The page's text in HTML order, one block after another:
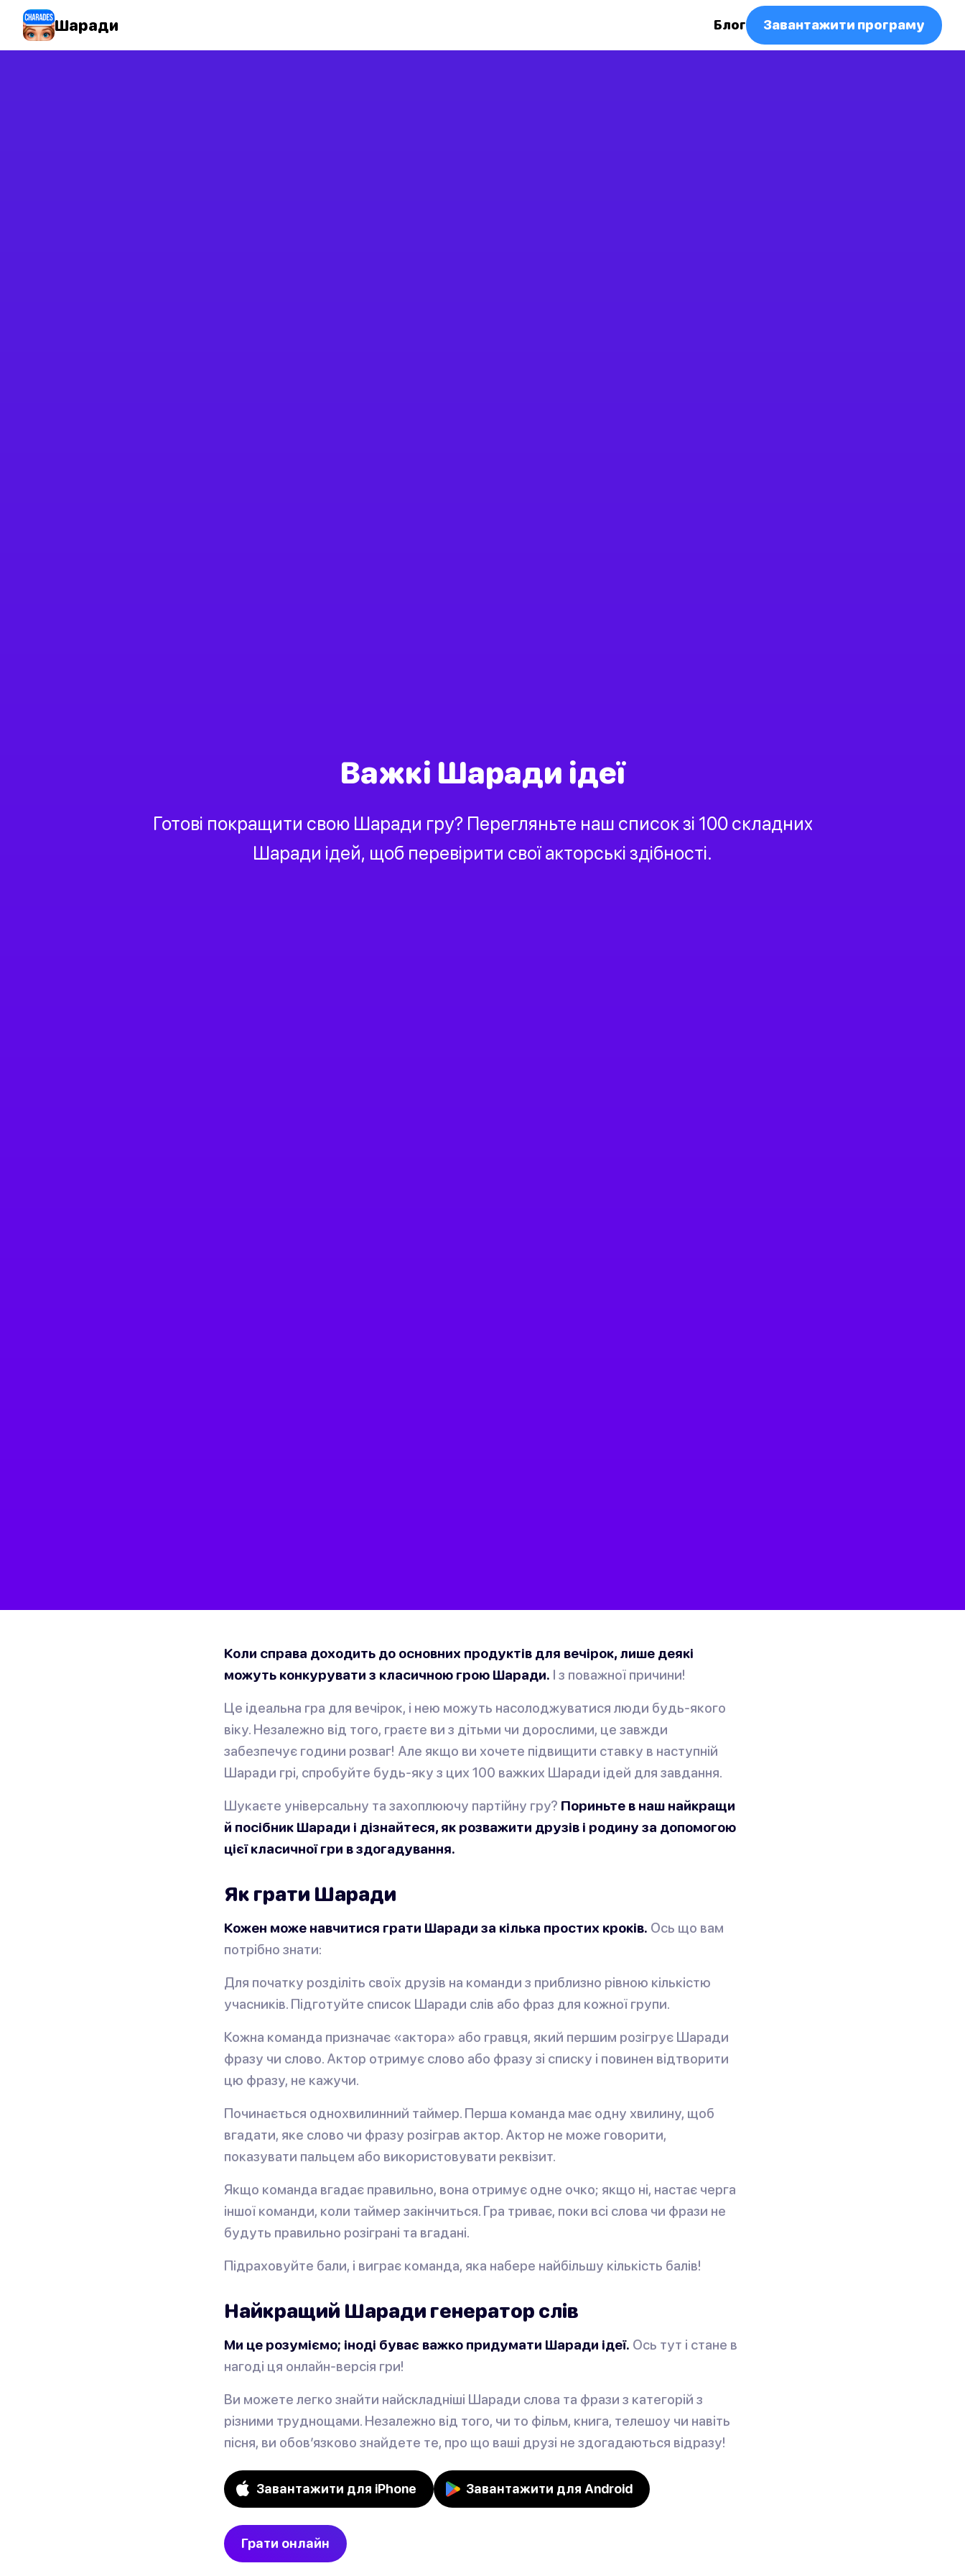
Шаради Блог Завантажити програму
Важкі Шаради ідеї
Готові покращити свою Шаради гру? Перегляньте наш список зі 100 складних
Шаради ідей, щоб перевірити свої акторські здібності.
Коли справа доходить до основних продуктів для вечірок, лише деякі
можуть конкурувати з класичною грою Шаради. І з поважної причини!
Це ідеальна гра для вечірок, і нею можуть насолоджуватися люди будь-якого
віку. Незалежно від того, граєте ви з дітьми чи дорослими, це завжди
забезпечує години розваг! Але якщо ви хочете підвищити ставку в наступній
Шаради грі, спробуйте будь-яку з цих 100 важких Шаради ідей для завдання.
Шукаєте універсальну та захоплюючу партійну гру? Пориньте в наш найкращи
й посібник Шаради і дізнайтеся, як розважити друзів і родину за допомогою
цієї класичної гри в здогадування.
Як грати Шаради
Кожен може навчитися грати Шаради за кілька простих кроків. Ось що вам
потрібно знати:
Для початку розділіть своїх друзів на команди з приблизно рівною кількістю
учасників. Підготуйте список Шаради слів або фраз для кожної групи.
Кожна команда призначає «актора» або гравця, який першим розігрує Шаради
фразу чи слово. Актор отримує слово або фразу зі списку і повинен відтворити
цю фразу, не кажучи.
Починається однохвилинний таймер. Перша команда має одну хвилину, щоб
вгадати, яке слово чи фразу розіграв актор. Актор не може говорити,
показувати пальцем або використовувати реквізит.
Якщо команда вгадає правильно, вона отримує одне очко; якщо ні, настає черга
іншої команди, коли таймер закінчиться. Гра триває, поки всі слова чи фрази не
будуть правильно розіграні та вгадані.
Підраховуйте бали, і виграє команда, яка набере найбільшу кількість балів!
Найкращий Шаради генератор слів
Ми це розуміємо; іноді буває важко придумати Шаради ідеї. Ось тут і стане в
нагоді ця онлайн-версія гри!
Ви можете легко знайти найскладніші Шаради слова та фрази з категорій з
різними труднощами. Незалежно від того, чи то фільм, книга, телешоу чи навіть
пісня, ви обов’язково знайдете те, про що ваші друзі не здогадаються відразу!
Завантажити для iPhone Завантажити для Android
Грати онлайн